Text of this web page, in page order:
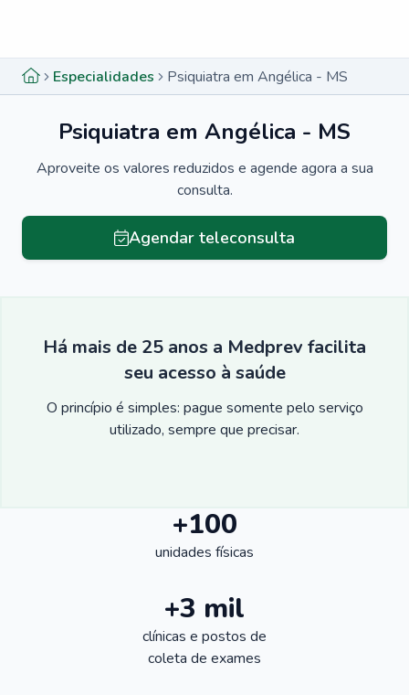
Especialidades Psiquiatra em Angélica - MS
Psiquiatra em Angélica - MS
Aproveite os valores reduzidos e agende agora a sua
consulta.
Agendar teleconsulta
Há mais de 25 anos a Medprev facilita
seu acesso à saúde
O princípio é simples: pague somente pelo serviço
utilizado, sempre que precisar.
+100
unidades físicas
+3 mil
clínicas e postos de
coleta de exames